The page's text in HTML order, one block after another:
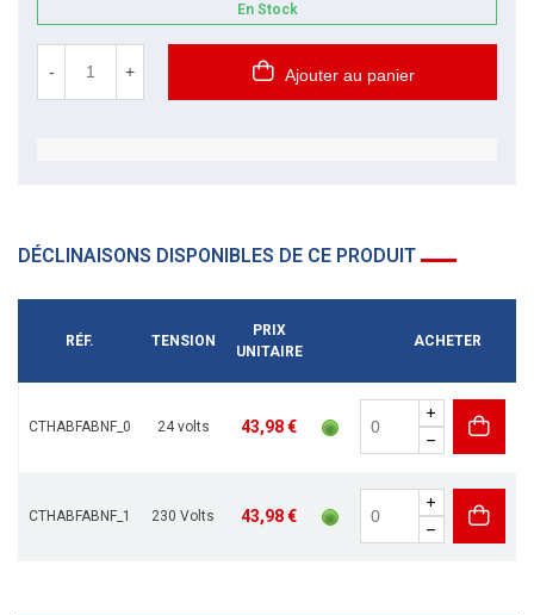
En Stock
- + Ajouter au panier
DÉCLINAISONS DISPONIBLES DE CE PRODUIT
RÉF. TENSION
PRIX
UNITAIRE
ACHETER
CTHABFABNF_0 24 volts 43,98 €
CTHABFABNF_1 230 Volts 43,98 €